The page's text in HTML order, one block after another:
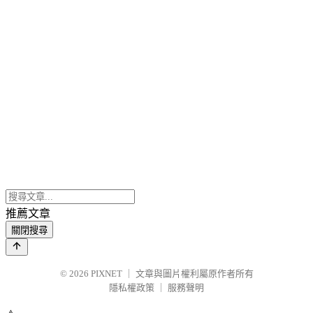
推薦文章
關閉搜尋
© 2026 PIXNET
文章與圖片權利屬原作者所有
隱私權政策
服務聲明